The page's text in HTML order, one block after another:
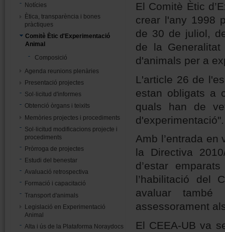
Notícies
Ètica, transparència i bones
pràctiques
Comitè Ètic d'Experimentació
Animal
Composició
Agenda reunions plenàries
Presentació projectes
Sol·licitud d'informes
Obtenció òrgans i teixits
Memòries projectes i procediments
Sol·licitud modificacions projecte i
procediments
Pròrroga de projectes
Estudi del benestar
Avaluació retrospectiva
Formació i capacitació
Transport d'animals
Legislació en Experimentació
Animal
Alta i ús de la Plataforma Noraydocs
El Comitè Ètic
crear l'any 1998
de 30 de juliol,
de la
d'animals per a
L'article 26 de
estan obligats a
quals han de
d'experimentació".
Amb l’entrada
la Directiva
d’estar
l’habilitació del
avaluar
assessorament
El CEEA-UB va